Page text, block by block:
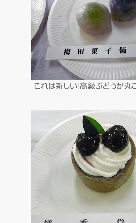
これは新しい！高級ぶどうが丸